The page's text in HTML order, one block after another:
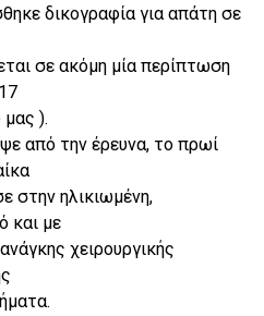
δικογραφία για απάτη σε
σε ακόμη μία περίπτωση
).
από την έρευνα, το πρωί
στην ηλικιωμένη,
και με
χειρουργικής